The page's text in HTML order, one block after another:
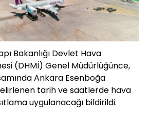
Bakanlığı Devlet Hava
(DHMİ) Genel Müdürlüğünce,
Ankara Esenboğa
tarih ve saatlerde hava
uygulanacağı bildirildi.